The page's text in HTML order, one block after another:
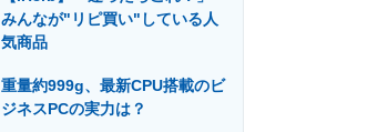
みんなが"リピ買い"している人
気商品
重量約999g、最新CPU搭載のビ
ジネスPCの実力は？